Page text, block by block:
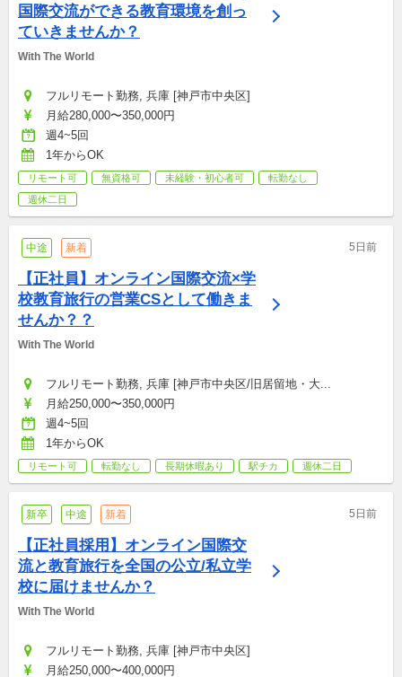
国際交流ができる教育環境を創っ
ていきませんか？
With The World
フルリモート勤務, 兵庫 [神戸市中央区]
月給280,000〜350,000円
週4~5回
1年からOK
リモート可 無資格可 未経験・初心者可
転勤なし
週休二日
中途 新着 5日前
【正社員】オンライン国際交流×学
校教育旅行の営業CSとして働きま
せんか？？
With The World
フルリモート勤務, 兵庫 [神戸市中央区/旧居留地・大...
月給250,000〜350,000円
週4~5回
1年からOK
リモート可 転勤なし 長期休暇あり 駅チカ 週休二日
新卒 中途 新着 5日前
【正社員採用】オンライン国際交
流と教育旅行を全国の公立/私立学
校に届けませんか？
With The World
フルリモート勤務, 兵庫 [神戸市中央区]
月給250,000〜400,000円